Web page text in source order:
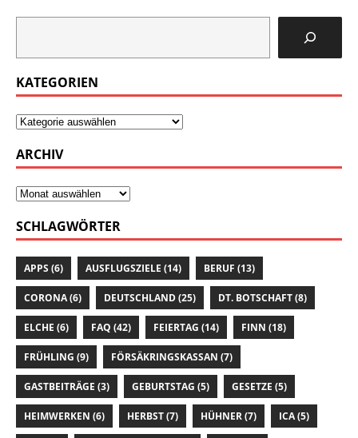
KATEGORIEN
ARCHIV
SCHLAGWÖRTER
APPS (6) AUSFLUGSZIELE (14) BERUF (13)
CORONA(6) DEUTSCHLAND(25) DT. BOTSCHAFT(8)
ELCHE (6) FAQ (42) FEIERTAG (14) FINN (18)
FRÜHLING (9) FÖRSÄKRINGSKASSAN (7)
GASTBEITRÄGE (3) GEBURTSTAG (5) GESETZE (5)
HEIMWERKEN (6) HERBST(7) HÜHNER(7) ICA(5)